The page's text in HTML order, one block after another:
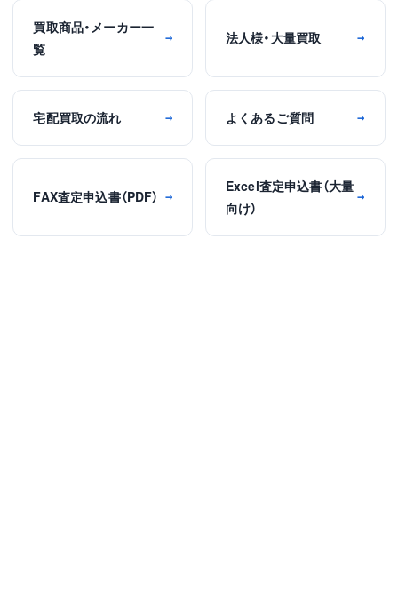
買取商品・メーカー一
覧
→ 法人様・大量買取 →
宅配買取の流れ → よくあるご質問 →
FAX査定申込書（PDF） →
Excel査定申込書（大量
向け）
→